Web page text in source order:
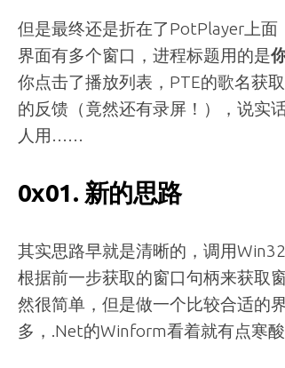
但是最终还是折在了PotPlayer上
界面有多个窗口，进程标题用的是
你点击了播放列表，PTE的歌名获
的反馈（竟然还有录屏！），说实
人用……
0x01. 新的思路
其实思路早就是清晰的，调用
根据前一步获取的窗口句柄来获取
然很简单，但是做一个比较合适的
多，.Net的Winform看着就有点寒酸